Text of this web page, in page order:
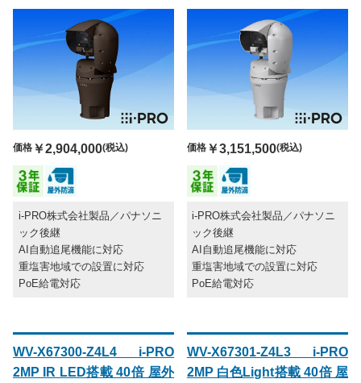
価格 ￥2,904,000(税込)
i-PRO株式会社製品／パナソニ
ック後継
AI自動追尾機能に対応
重塩害地域での設置に対応
PoE給電対応
価格￥3,151,500(税込)
i-PRO株式会社製品／パナソニ
ック後継
AI自動追尾機能に対応
重塩害地域での設置に対応
PoE給電対応
WV-X67300-Z4L4 i-PRO
2MP IR LED搭載 40倍 屋外
WV-X67301-Z4L3 i-PRO
2MP 白色Light搭載 40倍 屋